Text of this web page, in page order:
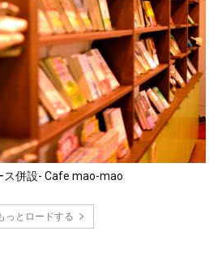
ス併設- Cafe mao-mao
っとロードする